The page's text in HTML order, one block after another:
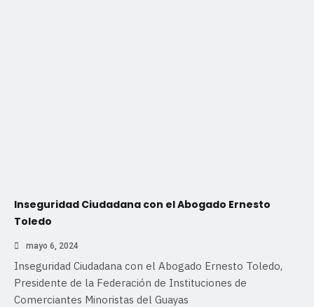
Inseguridad Ciudadana con el Abogado Ernesto
Toledo
mayo 6, 2024
Inseguridad Ciudadana con el Abogado Ernesto Toledo,
Presidente de la Federación de Instituciones de
Comerciantes Minoristas del Guayas